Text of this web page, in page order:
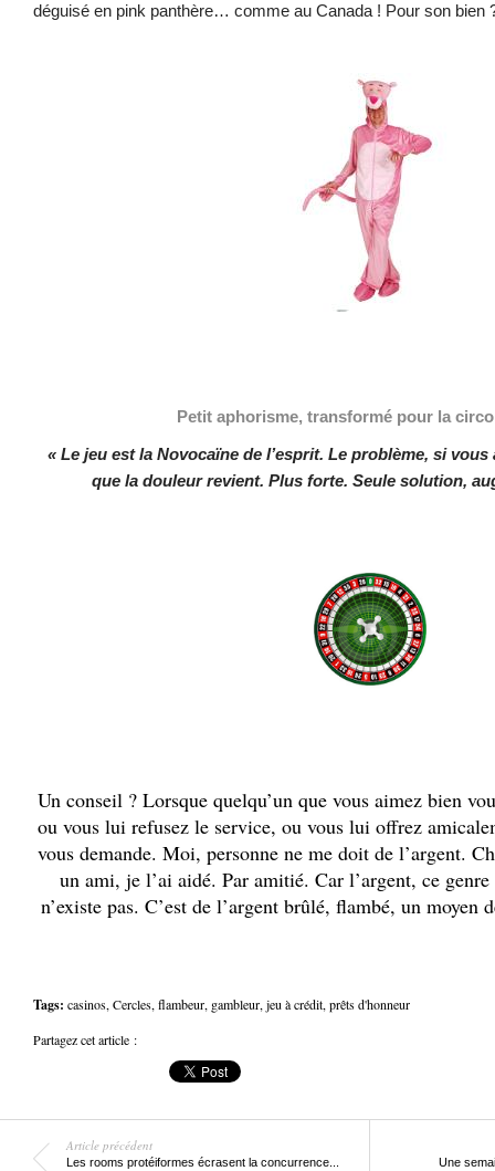
déguisé en pink panthère… comme au Canada ! Pour son bien
Petit aphorisme, transformé pour la
« Le jeu est la Novocaïne de l’esprit. Le problème, si vous
que la douleur revient. Plus forte. Seule solution,
Un conseil ? Lorsque quelqu’un que vous aimez bien
ou vous lui refusez le service, ou vous lui offrez
vous demande. Moi, personne ne me doit de l’argent.
un ami, je l’ai aidé. Par amitié. Car l’argent, ce
n’existe pas. C’est de l’argent brûlé, flambé, un moyen
Tags: casinos, Cercles, flambeur, gambleur, jeu à crédit, prêts d'honneur
Partagez cet article :
Article précédent
Les rooms protéiformes écrasent la concurrence... Une